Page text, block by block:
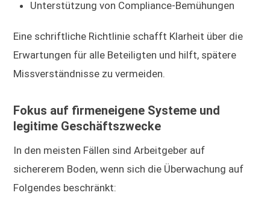
Unterstützung von Compliance-Bemühungen
Eine schriftliche Richtlinie schafft Klarheit über die
Erwartungen für alle Beteiligten und hilft, spätere
Missverständnisse zu vermeiden.
Fokus auf firmeneigene Systeme und
legitime Geschäftszwecke
In den meisten Fällen sind Arbeitgeber auf
sichererem Boden, wenn sich die Überwachung auf
Folgendes beschränkt: